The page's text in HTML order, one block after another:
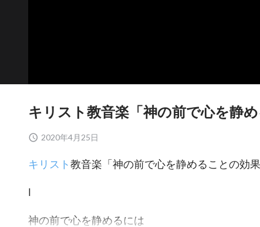
キリスト教音楽「神の前で心を静
2020年4月25日
キリスト教音楽「神の前で心を静めることの効
Ⅰ
神の前で心を静めるには